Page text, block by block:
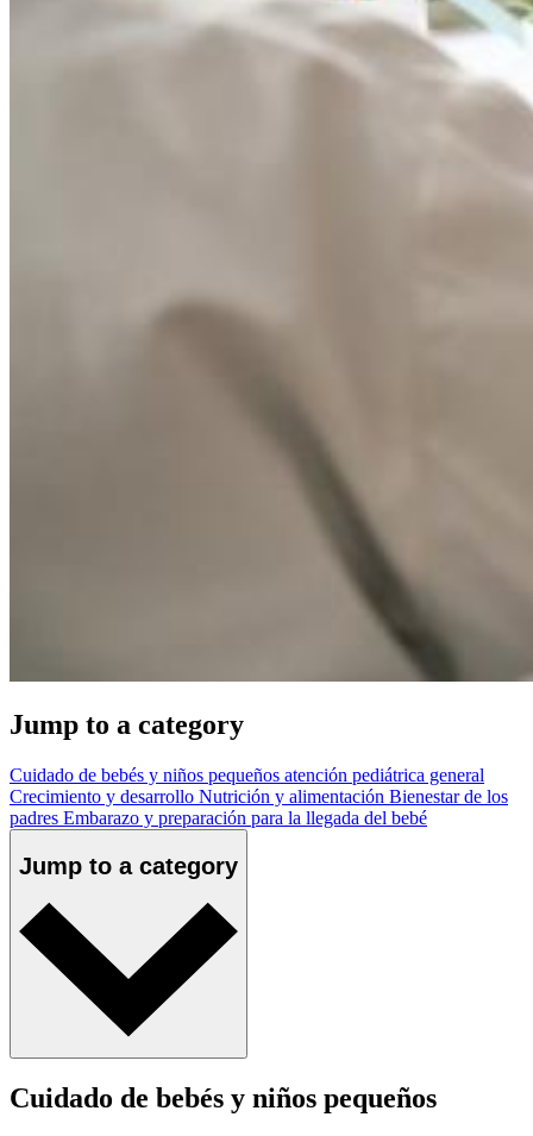
Jump to a category
Cuidado de bebés y niños pequeños atención pediátrica general
Crecimiento y desarrollo Nutrición y alimentación Bienestar de los
padres Embarazo y preparación para la llegada del bebé
Jump to a category
Cuidado de bebés y niños pequeños